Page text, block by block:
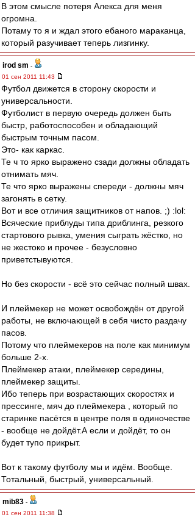
В этом смысле потеря Алекса для меня
огромна.
Потаму то я и ждал этого ебаного мараканца,
который разучивает теперь лизгинку.
irod sm -
01 сен 2011 11:43
Футбол движется в сторону скорости и
универсальности.
Футболист в первую очередь должен быть
быстр, работоспособен и обладающий
быстрым точным пасом.
Это- как каркас.
Те ч то ярко выражено сзади должны обладать
отнимать мяч.
Те что ярко выражены спереди - должны мяч
загонять в сетку.
Вот и все отличия защитников от напов. ;) :lol:
Всяческие приблуды типа дриблинга, резкого
стартового рывка, умения сыграть жёстко, но
не жестоко и прочее - безусловно
приветстывуются.
Но без скорости - всё это сейчас полный швах.
И плеймекер не может освобождён от другой
работы, не включающей в себя чисто раздачу
пасов.
Потому что плеймекеров на поле как минимум
больше 2-х.
Плеймекер атаки, плеймекер середины,
плеймекер защиты.
Ибо теперь при возрастающих скоростях и
прессинге, мяч до плеймекера , который по
старинке пасётся в центре поля в одиночестве
- вообще не дойдёт.А если и дойдёт, то он
будет тупо прикрыт.
Вот к такому футболу мы и идём. Вообще.
Тотальный, быстрый, универсальный.
mib83 -
01 сен 2011 11:38